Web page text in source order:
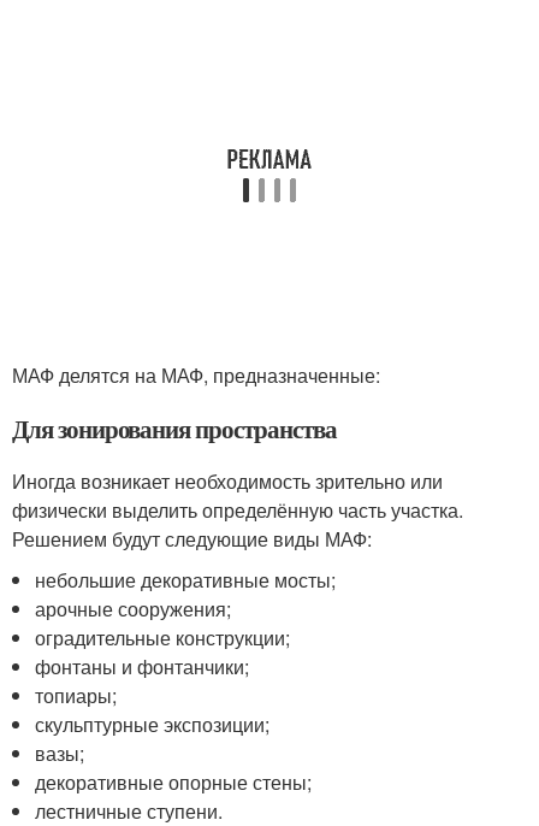
МАФ делятся на МАФ, предназначенные:
Для зонирования пространства
Иногда возникает необходимость зрительно или
физически выделить определённую часть участка.
Решением будут следующие виды МАФ:
небольшие декоративные мосты;
арочные сооружения;
оградительные конструкции;
фонтаны и фонтанчики;
топиары;
скульптурные экспозиции;
вазы;
декоративные опорные стены;
лестничные ступени.